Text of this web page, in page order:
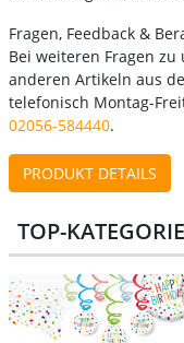
Fragen, Feedback &
Bei weiteren Fragen
anderen Artikeln aus
telefonisch Montag-
02056-584440.
PRODUKT DETAILS
TOP-